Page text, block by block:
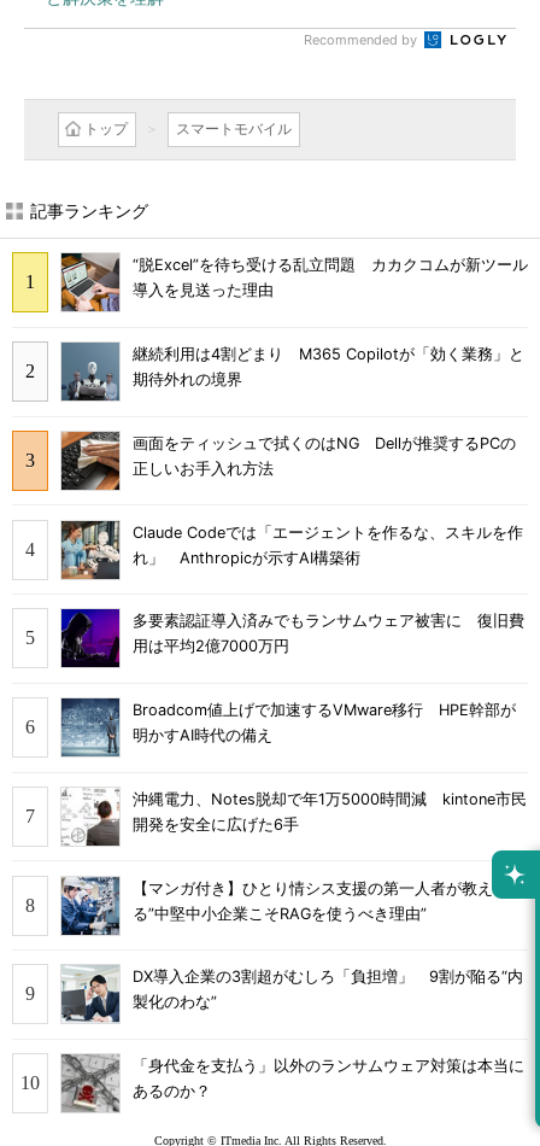
Recommended by
トップ スマートモバイル
記事ランキング
“脱Excel”を待ち受ける乱立問題 カカクコムが新ツール
導入を見送った理由
継続利用は4割どまり M365 Copilotが「効く業務」と
期待外れの境界
画面をティッシュで拭くのはNG Dellが推奨するPCの
正しいお手入れ方法
Claude Codeでは「エージェントを作るな、スキルを作
れ」 Anthropicが示すAI構築術
多要素認証導入済みでもランサムウェア被害に 復旧費
用は平均2億7000万円
Broadcom値上げで加速するVMware移行 HPE幹部が
明かすAI時代の備え
沖縄電力、Notes脱却で年1万5000時間減 kintone市民
開発を安全に広げた6手
【マンガ付き】ひとり情シス支援の第一人者が教え
る”中堅中小企業こそRAGを使うべき理由”
DX導入企業の3割超がむしろ「負担増」 9割が陥る“内
製化のわな”
「身代金を支払う」以外のランサムウェア対策は本当に
あるのか？
Copyright © ITmedia Inc. All Rights Reserved.